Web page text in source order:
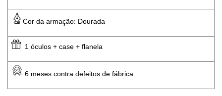
Cor da armação: Dourada
1 óculos + case + flanela
6 meses contra defeitos de fábrica